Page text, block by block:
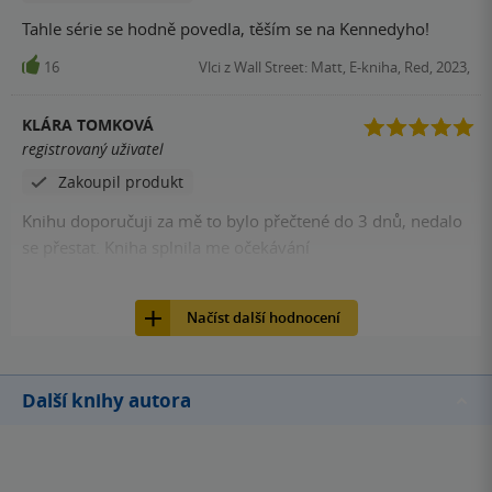
Tahle série se hodně povedla, těším se na Kennedyho!
16 Vlci z Wall Street: Matt, E-kniha, Red, 2023,
KLÁRA TOMKOVÁ
registrovaný uživatel
Zakoupil produkt
Knihu doporučuji za mě to bylo přečtené do 3 dnů, nedalo
Načíst další hodnocení
Další knihy autora